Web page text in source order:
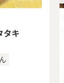
タキ